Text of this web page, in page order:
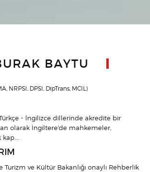
BAYTU
NRPSI, DPSI, DipTrans, MCIL)
Türkçe - İngilizce dillerinde akredite bir
olarak İngiltere'de mahkemeler,
Turizm ve Kültür Bakanlığı onaylı Rehberlik